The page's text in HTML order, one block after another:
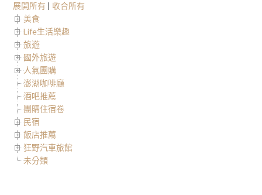
展開所有 | 收合所有
美食
Life生活樂趣
旅遊
國外旅遊
人氣團購
澎湖咖啡廳
酒吧推薦
團購住宿卷
民宿
飯店推薦
狂野汽車旅館
未分類